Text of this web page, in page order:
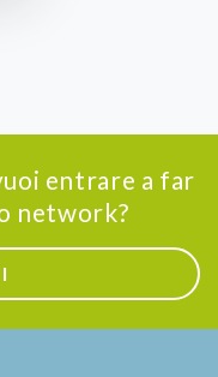
entrare a far
network?